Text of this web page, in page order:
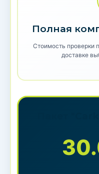
Полная
Стоимость проверки
доставке